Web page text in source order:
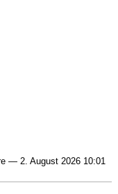
— 2. August 2026 10:01